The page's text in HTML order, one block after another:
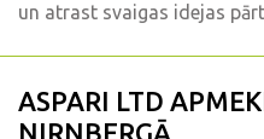
un atrast svaigas idejas
ASPARI LTD
NIRNBERGĀ